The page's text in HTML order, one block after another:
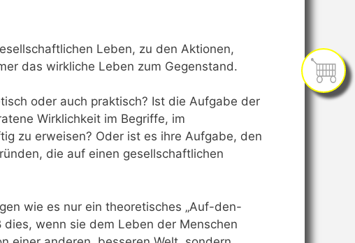
Leben, zu den Aktionen,
das wirkliche Leben zum Gegenstand.
oder auch praktisch? Ist die Aufgabe der
Wirklichkeit im Begriffe, im
zu erweisen? Oder ist es ihre Aufgabe, den
die auf einen gesellschaftlichen
wie es nur ein theoretisches „Auf-den-
wenn sie dem Leben der Menschen